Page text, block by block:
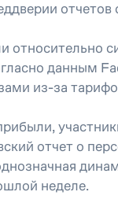
отчетов
относительно
данным
из-за
отчет о
неделе.